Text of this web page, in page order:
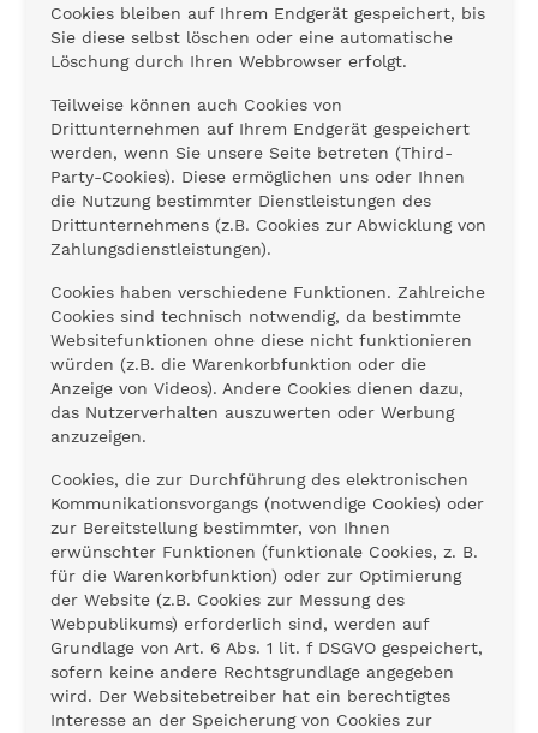
Cookies bleiben auf Ihrem Endgerät gespeichert, bis
Sie diese selbst löschen oder eine automatische
Löschung durch Ihren Webbrowser erfolgt.
Teilweise können auch Cookies von
Drittunternehmen auf Ihrem Endgerät gespeichert
werden, wenn Sie unsere Seite betreten (Third-
Party-Cookies). Diese ermöglichen uns oder Ihnen
die Nutzung bestimmter Dienstleistungen des
Drittunternehmens (z.B. Cookies zur Abwicklung von
Zahlungsdienstleistungen).
Cookies haben verschiedene Funktionen. Zahlreiche
Cookies sind technisch notwendig, da bestimmte
Websitefunktionen ohne diese nicht funktionieren
würden (z.B. die Warenkorbfunktion oder die
Anzeige von Videos). Andere Cookies dienen dazu,
das Nutzerverhalten auszuwerten oder Werbung
anzuzeigen.
Cookies, die zur Durchführung des elektronischen
Kommunikationsvorgangs (notwendige Cookies) oder
zur Bereitstellung bestimmter, von Ihnen
erwünschter Funktionen (funktionale Cookies, z. B.
für die Warenkorbfunktion) oder zur Optimierung
der Website (z.B. Cookies zur Messung des
Webpublikums) erforderlich sind, werden auf
Grundlage von Art. 6 Abs. 1 lit. f DSGVO gespeichert,
sofern keine andere Rechtsgrundlage angegeben
wird. Der Websitebetreiber hat ein berechtigtes
Interesse an der Speicherung von Cookies zur